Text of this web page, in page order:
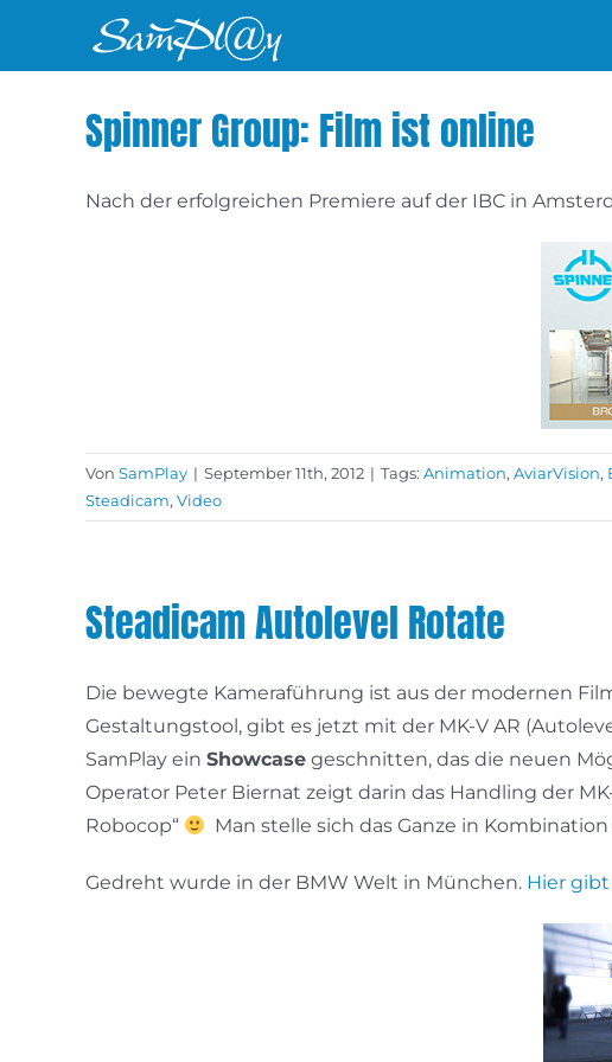
Spinner Group: Film ist online
Nach der erfolgreichen Premiere auf der IBC in
Von SamPlay | September 11th, 2012 | Tags: Animation, AviarVision,
Steadicam, Video
Steadicam Autolevel Rotate
Die bewegte Kameraführung ist aus der modernen
Gestaltungstool, gibt es jetzt mit der MK-V AR
SamPlay ein Showcase geschnitten, das die neuen
Operator Peter Biernat zeigt darin das Handling der
Robocop“
Man stelle sich das Ganze in
Gedreht wurde in der BMW Welt in München. Hier